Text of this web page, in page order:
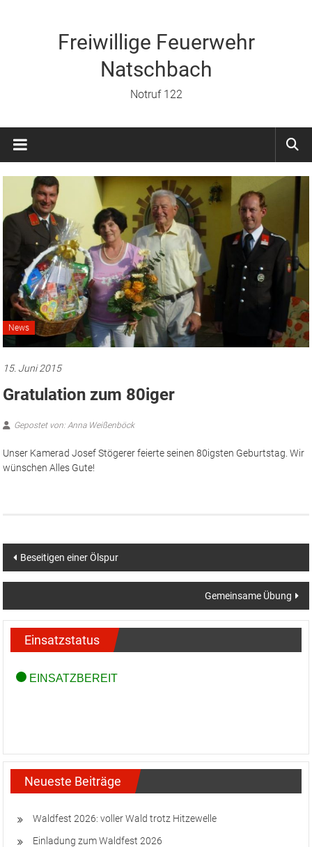
Freiwillige Feuerwehr
Natschbach
Notruf 122
News
15. Juni 2015
Gratulation zum 80iger
Gepostet von: Anna Weißenböck
Unser Kamerad Josef Stögerer feierte seinen 80igsten Geburtstag. Wir
wünschen Alles Gute!
Beitragsnavigation
Beseitigen einer Ölspur
Gemeinsame Übung
Einsatzstatus
Neueste Beiträge
Waldfest 2026: voller Wald trotz Hitzewelle
Einladung zum Waldfest 2026